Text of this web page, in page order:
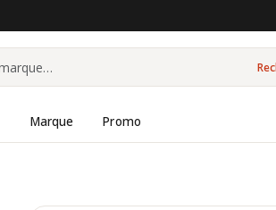
Marque Promo